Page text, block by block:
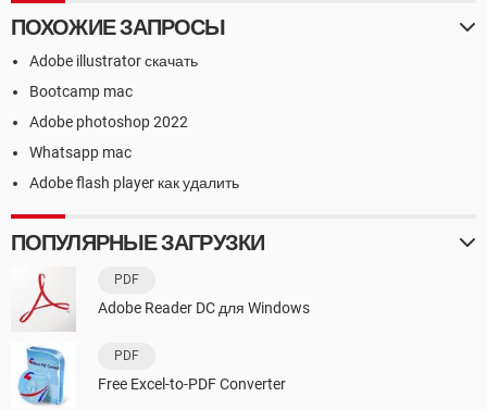
ПОХОЖИЕ ЗАПРОСЫ
Adobe illustrator скачать
Bootcamp mac
Adobe photoshop 2022
Whatsapp mac
Adobe flash player как удалить
ПОПУЛЯРНЫЕ ЗАГРУЗКИ
PDF
Adobe Reader DC для Windows
PDF
Free Excel-to-PDF Converter